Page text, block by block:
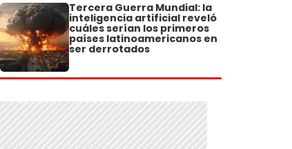
Tercera Guerra Mundial: la
inteligencia artificial reveló
cuáles serían los primeros
países latinoamericanos en
ser derrotados